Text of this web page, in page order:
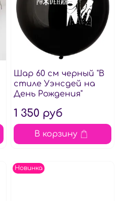
Шар 60 см черный "В
стиле Уэнсдей на
День Рождения"
1 350 руб
В корзину
Новинка